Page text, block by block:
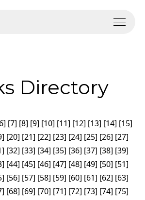
Directory
] [7] [8] [9] [10] [11] [12] [13] [14] [15]
] [20] [21] [22] [23] [24] [25] [26] [27]
] [32] [33] [34] [35] [36] [37] [38] [39]
] [44] [45] [46] [47] [48] [49] [50] [51]
] [56] [57] [58] [59] [60] [61] [62] [63]
] [68] [69] [70] [71] [72] [73] [74] [75]